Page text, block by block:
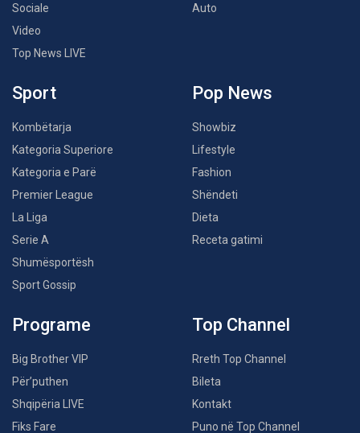
Sociale
Video
Top News LIVE
Auto
Sport
Kombëtarja
Kategoria Superiore
Kategoria e Parë
Premier League
La Liga
Serie A
Shumësportësh
Sport Gossip
Pop News
Showbiz
Lifestyle
Fashion
Shëndeti
Dieta
Receta gatimi
Programe
Big Brother VIP
Për’puthen
Shqipëria LIVE
Fiks Fare
Top Channel
Rreth Top Channel
Bileta
Kontakt
Puno në Top Channel